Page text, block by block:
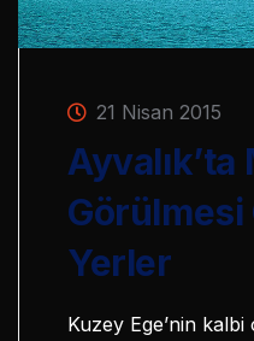
21 Nisan 2015
Görülmesi
Yerler
Kuzey Ege’nin